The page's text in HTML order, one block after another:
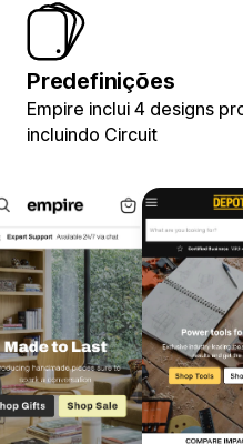
Predefinições
Empire inclui 4 designs
incluindo Circuit